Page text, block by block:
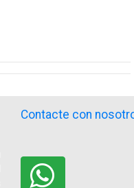
Contacte con